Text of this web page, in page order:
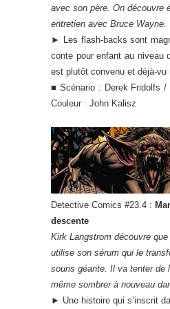
avec son père. On découvre
entretien avec Bruce Wayne.
► Les flash-backs sont
conte pour enfant au niveau
est plutôt convenu et déjà-vu
■ Scénario : Derek Fridolfs
Couleur : John Kalisz
Detective Comics #23.4 :
descente
Kirk Langstrom découvre
utilise son sérum qui le
souris géante. Il va tenter de
même sombrer à nouveau
► Une histoire qui s’inscrit